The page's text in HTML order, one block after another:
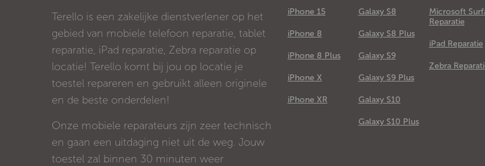
Terello is een zakelijke dienstverlener op het
gebied van mobiele telefoon reparatie, tablet
reparatie, iPad reparatie, Zebra reparatie op
locatie! Terello komt bij jou op locatie je
toestel repareren en gebruikt alleen originele
en de beste onderdelen!
Onze mobiele reparateurs zijn zeer technisch
en gaan een uitdaging niet uit de weg. Jouw
toestel zal binnen 30 minuten weer
iPhone 15
iPhone 8
iPhone 8 Plus
iPhone X
iPhone XR
Galaxy S8
Galaxy S8 Plus
Galaxy S9
Galaxy S9 Plus
Galaxy S10
Galaxy S10 Plus
Microsoft
Reparatie
iPad Reparatie
Zebra